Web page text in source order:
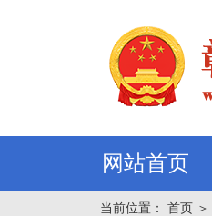
网站首页
当前位置： 首页 ＞